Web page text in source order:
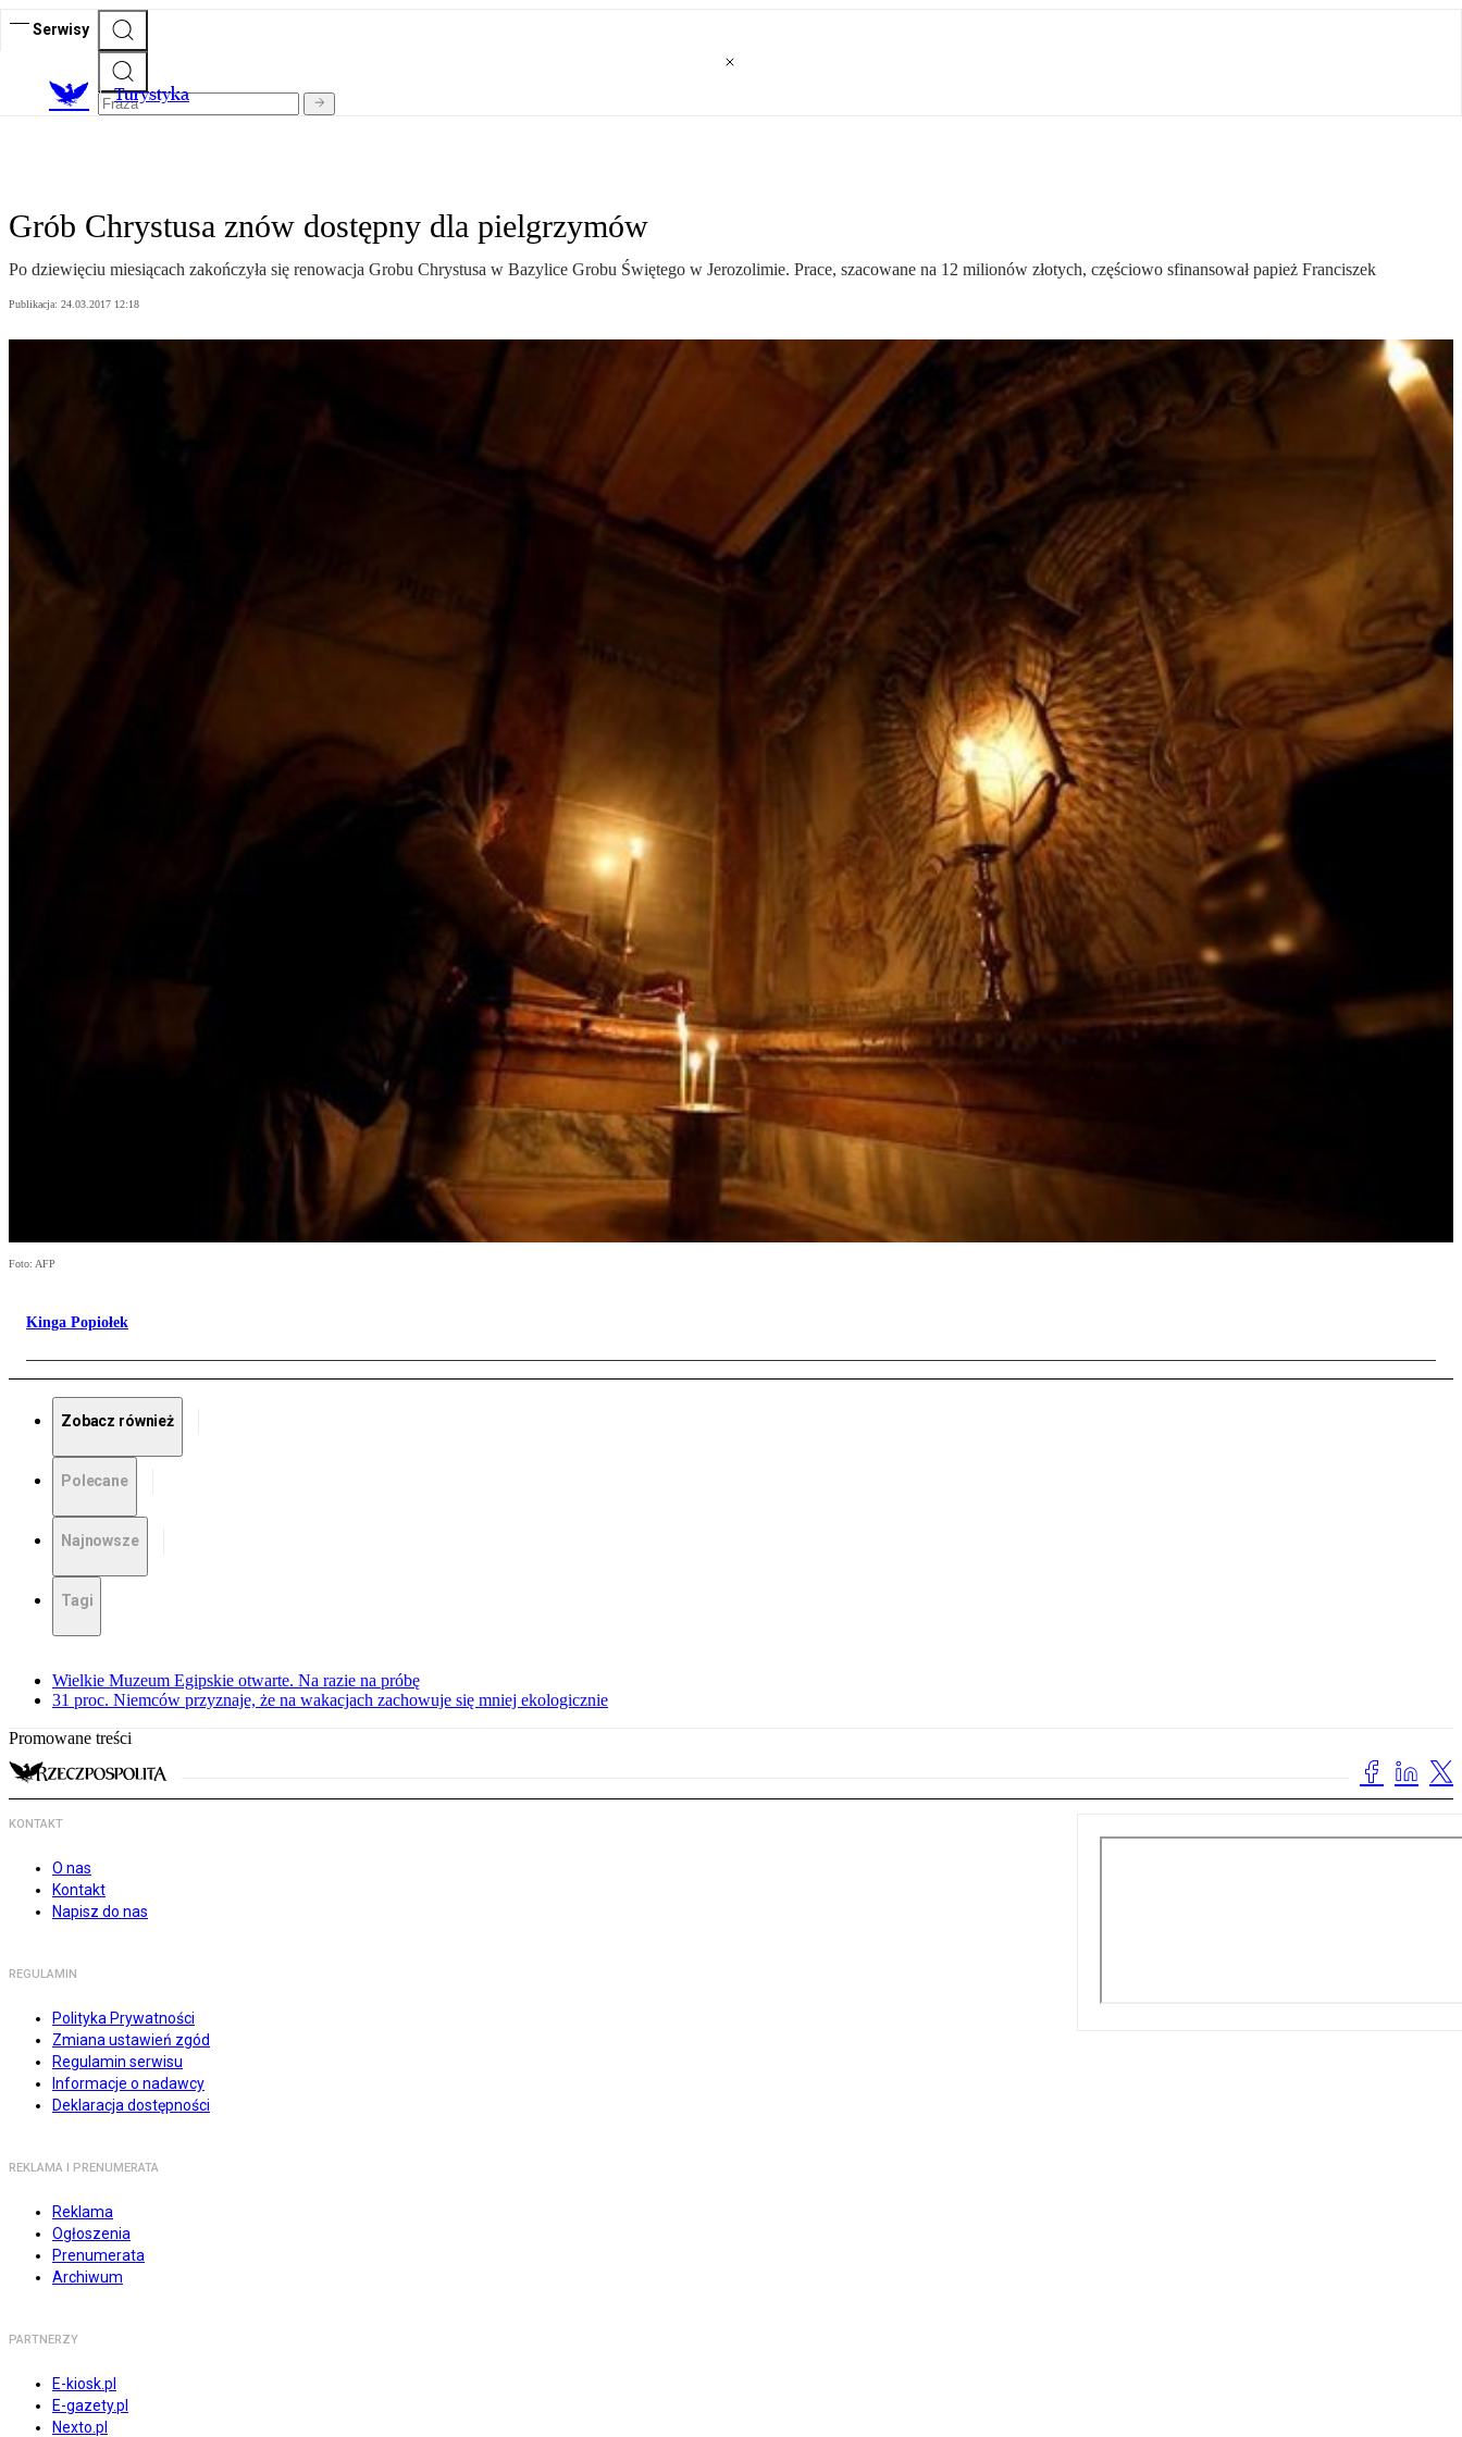
Serwisy
Turystyka
Grób Chrystusa znów dostępny dla pielgrzymów
Po dziewięciu miesiącach zakończyła się renowacja Grobu Chrystusa w Bazylice Grobu Świętego w Jerozolimie. Prace, szacowane na 12 milionów złotych, częściowo sfinansował papież Franciszek
Publikacja: 24.03.2017 12:18
Foto: AFP
Kinga Popiołek
Zobacz również
Polecane
Najnowsze
Tagi
Wielkie Muzeum Egipskie otwarte. Na razie na próbę
31 proc. Niemców przyznaje, że na wakacjach zachowuje się mniej ekologicznie
Promowane treści
KONTAKT
O nas
Kontakt
Napisz do nas
REGULAMIN
Polityka Prywatności
Zmiana ustawień zgód
Regulamin serwisu
Informacje o nadawcy
Deklaracja dostępności
REKLAMA I PRENUMERATA
Reklama
Ogłoszenia
Prenumerata
Archiwum
PARTNERZY
E-kiosk.pl
E-gazety.pl
Nexto.pl